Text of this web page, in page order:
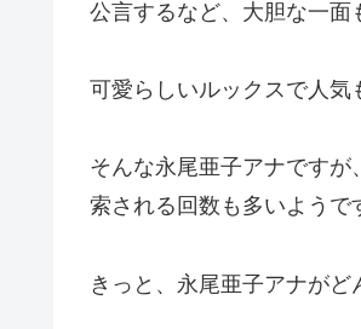
公言するなど、大胆な一面
可愛らしいルックスで人気
そんな永尾亜子アナですが
索される回数も多いようで
きっと、永尾亜子アナがど